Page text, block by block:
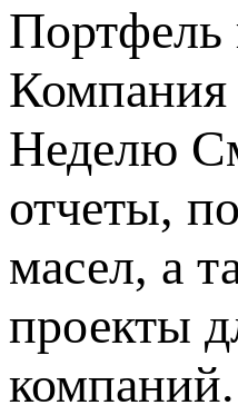
Портфель
Неделю
отчеты,
масел, а
проекты
компаний.